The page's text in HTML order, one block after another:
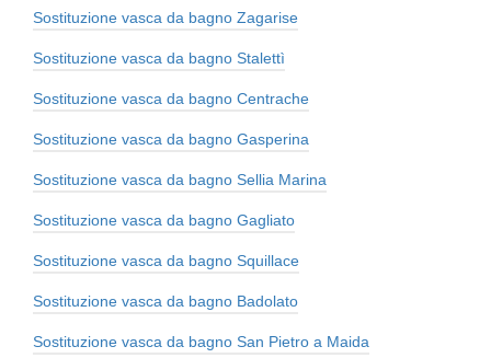
Sostituzione vasca da bagno Zagarise
Sostituzione vasca da bagno Stalettì
Sostituzione vasca da bagno Centrache
Sostituzione vasca da bagno Gasperina
Sostituzione vasca da bagno Sellia Marina
Sostituzione vasca da bagno Gagliato
Sostituzione vasca da bagno Squillace
Sostituzione vasca da bagno Badolato
Sostituzione vasca da bagno San Pietro a Maida